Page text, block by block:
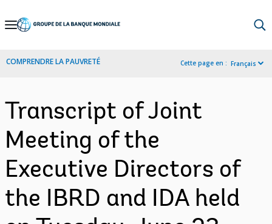
Skip
Navigation
COMPRENDRE LA PAUVRETÉ Cette page en : Français
Transcript of Joint
Meeting of the
Executive Directors of
the IBRD and IDA held